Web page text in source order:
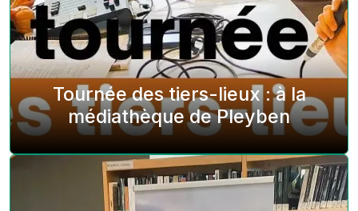
Tournée des tiers-lieux : à la
médiathèque de Pleyben